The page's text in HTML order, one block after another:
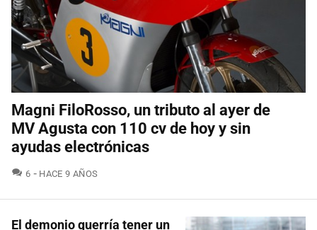
Magni FiloRosso, un tributo al ayer de
MV Agusta con 110 cv de hoy y sin
ayudas electrónicas
6 COMENTARIOS
HACE 9 AÑOS
El demonio querría tener un